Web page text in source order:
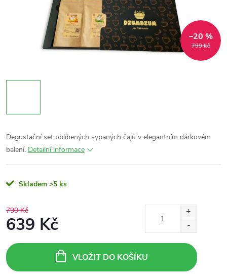
799 Kč
–20 %
Degustační set oblíbených sypaných čajů v elegantním dárkovém
balení. Detailní informace
Skladem >5 ks
799 Kč
639 Kč
cena:
VLOŽIT DO KOŠÍKU